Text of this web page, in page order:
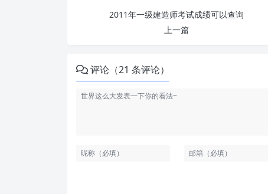
2011年一级建造师考试成绩可以查询
上一篇
评论（21 条评论）